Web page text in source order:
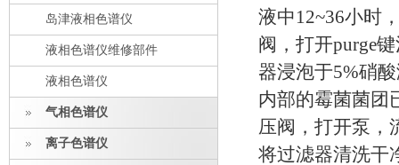
岛津液相色谱仪
液相色谱仪维修部件
液相色谱仪
气相色谱仪
离子色谱仪
液中12~36小时
阀，打开purge
器浸泡于5%硝
内部的霉菌菌团
压阀，打开泵，
将过滤器清洗干